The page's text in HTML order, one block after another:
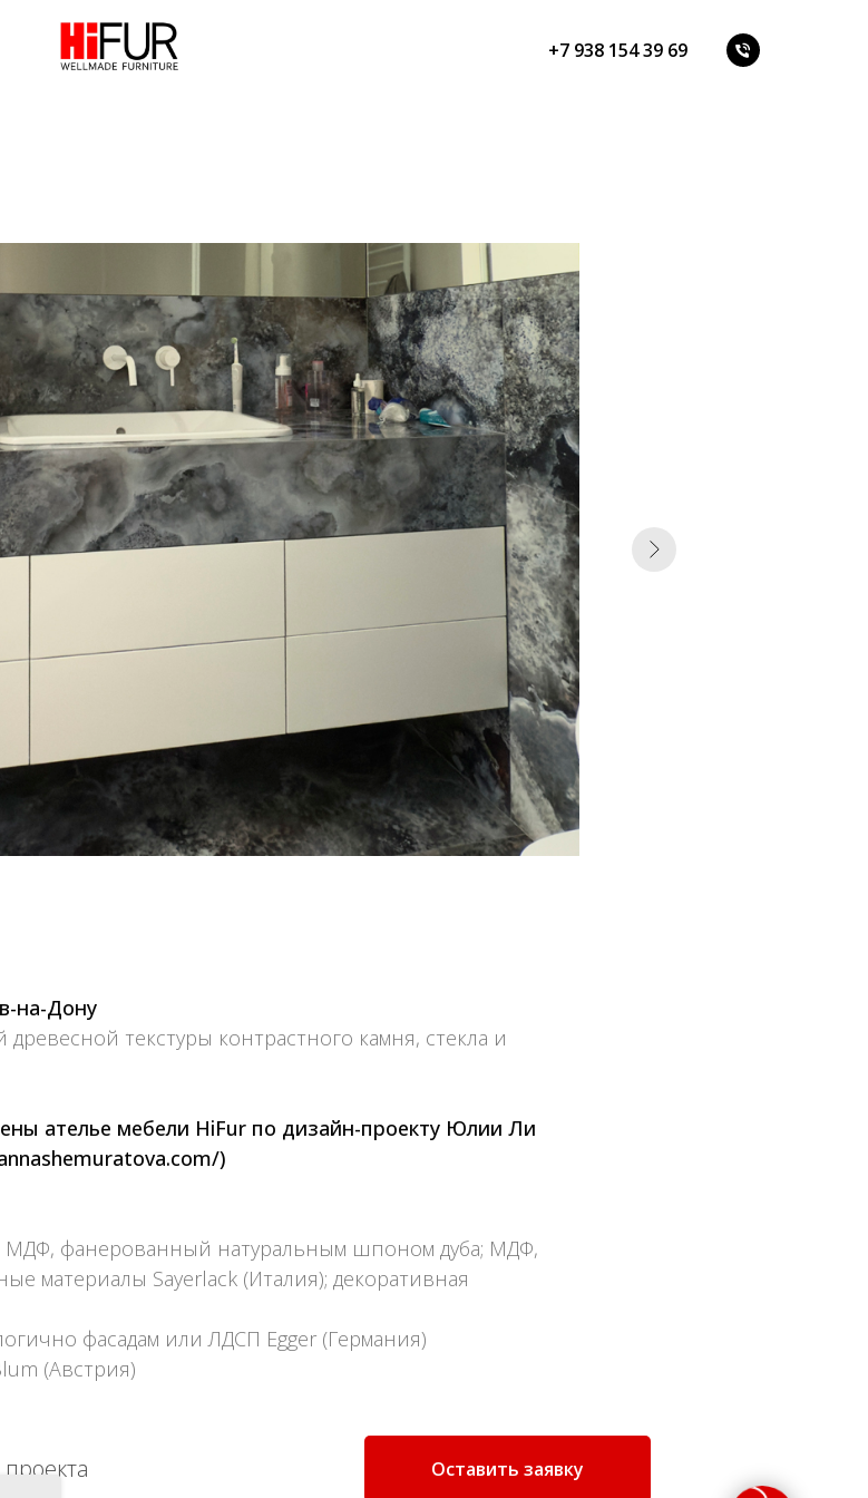
+7 938 154 39 69
на-Дону
текстуры контрастного камня, стекла и
ателье мебели HiFur по дизайн-проекту Юлии Ли
)
МДФ, фанерованный натуральным шпоном дуба; МДФ,
материалы Sayerlack (Италия); декоративная
фасадам или ЛДСП Egger (Германия)
(Австрия)
Оставить заявку